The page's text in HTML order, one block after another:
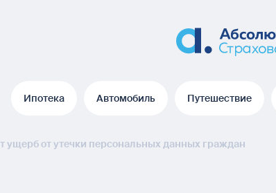
Ипотека Автомобиль Путешествие
ущерб от утечки персональных данных граждан